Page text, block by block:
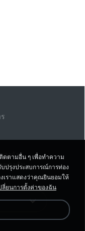
องฉัน
ของฉัน
ดตามอื่น ๆ เพื่อทำความ
บปรุงประสบการณ์การท่อง
เราแสดงว่าคุณยินยอมให้
ลี่ยนการตั้งค่าของฉัน